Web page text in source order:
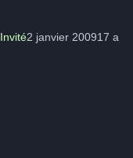
Invité2 janvier 200917 a